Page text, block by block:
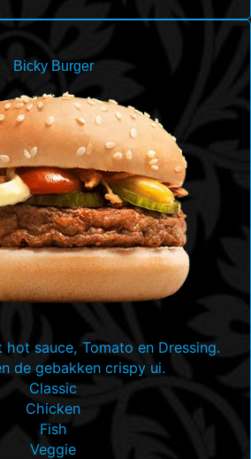
Bicky Burger
hot sauce, Tomato en Dressing.
de gebakken crispy ui.
Classic
Chicken
Fish
Veggie